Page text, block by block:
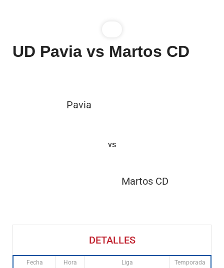
UD Pavia vs Martos CD
Pavia
vs
Martos CD
DETALLES
Fecha Hora Liga
Temporada